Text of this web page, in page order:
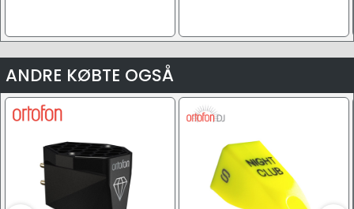
ANDRE KØBTE OGSÅ